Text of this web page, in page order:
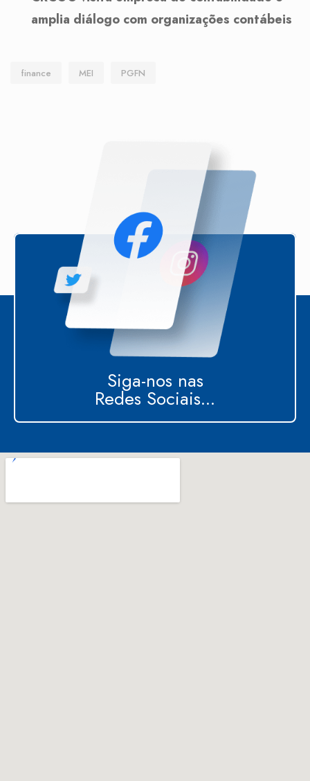
amplia diálogo com organizações contábeis
finance MEI PGFN
Siga-nos nas
Redes Sociais...